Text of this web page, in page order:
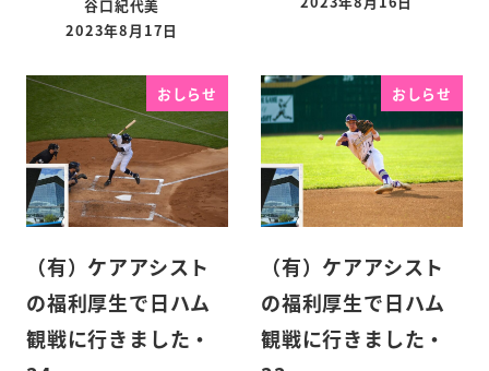
谷口紀代美
2023年8月17日
おしらせ
（有）ケアアシスト
の福利厚生で日ハム
観戦に行きました・
おしらせ
（有）ケアアシスト
の福利厚生で日ハム
観戦に行きました・